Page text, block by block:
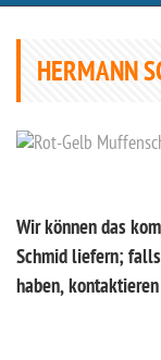
HERMANN
Wir können das
Schmid liefern;
haben,